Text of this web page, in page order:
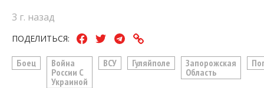
3 г. назад
ПОДЕЛИТЬСЯ:
Боец
Война
России С
Украиной
ВСУ Гуляйполе
Запорожская
Область